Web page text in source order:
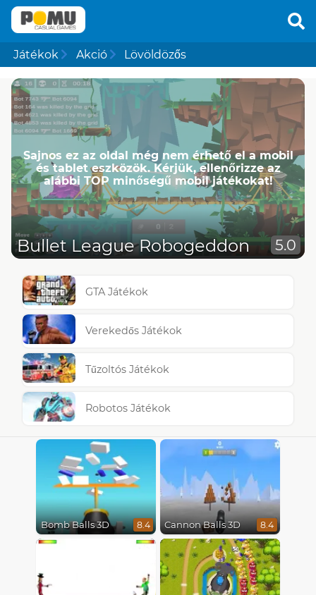
Játékok Akció Lövöldözős
Sajnos ez az oldal még nem érhető el a mobil
és tablet eszközök. Kérjük, ellenőrizze az
alábbi TOP minőségű mobil játékokat!
Bullet League Robogeddon 5.0
GTA Játékok
Verekedős Játékok
Tűzoltós Játékok
Robotos Játékok
Bomb Balls 3D 8.4 Cannon Balls 3D 8.4